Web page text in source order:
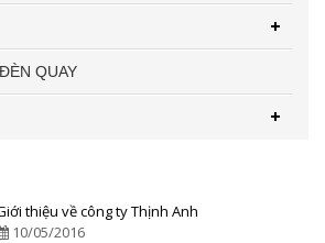
QUAY
thiệu về công ty Thịnh Anh
10/05/2016